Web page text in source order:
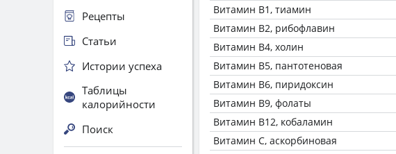
Витамин В1, тиамин
Витамин В2, рибофлавин
Витамин В4, холин
Витамин В5, пантотеновая
Витамин В6, пиридоксин
Витамин В9, фолаты
Витамин В12, кобаламин
Витамин C, аскорбиновая
Рецепты
Статьи
Истории успеха
Таблицы
калорийности
Поиск